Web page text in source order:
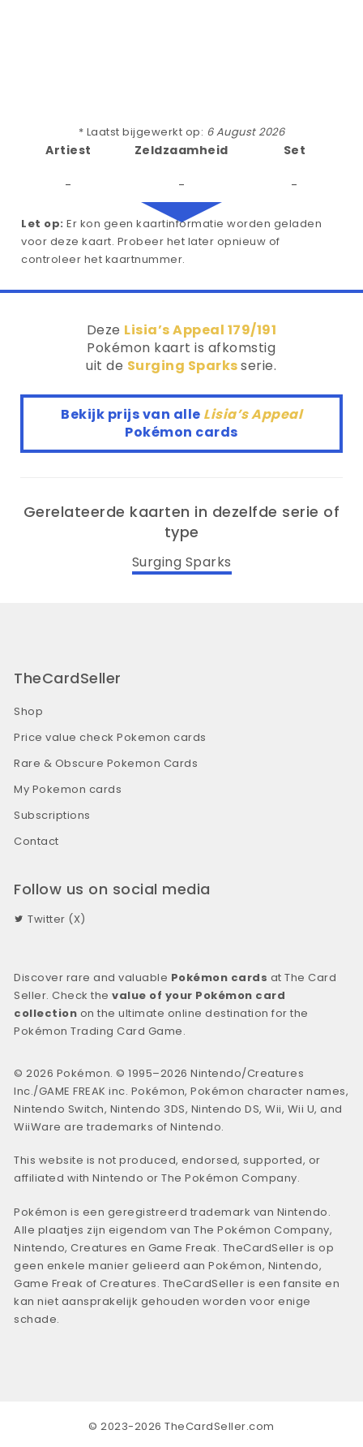
* Laatst bijgewerkt op: 6 August 2026
Artiest
-
Zeldzaamheid
-
Set
-
Let op: Er kon geen kaartinformatie worden geladen
voor deze kaart. Probeer het later opnieuw of
controleer het kaartnummer.
Deze Lisia’s Appeal 179/191
Pokémon kaart is afkomstig
uit de Surging Sparksserie.
Bekijk prijs van alle Lisia’s Appeal
Pokémon cards
Gerelateerde kaarten in dezelfde serie of
type
Surging Sparks
TheCardSeller
Shop
Price value check Pokemon cards
Rare & Obscure Pokemon Cards
My Pokemon cards
Subscriptions
Contact
Follow us on social media
Twitter (X)
Discover rare and valuable Pokémon cards at The Card
Seller. Check thevalue of your Pokémon card
collection on the ultimate online destination for the
Pokémon Trading Card Game.
© 2026 Pokémon. © 1995–2026 Nintendo/Creatures
Inc./GAME FREAK inc. Pokémon, Pokémon character names,
Nintendo Switch, Nintendo 3DS, Nintendo DS, Wii, Wii U, and
WiiWare are trademarks of Nintendo.
This website is not produced, endorsed, supported, or
affiliated with Nintendo or The Pokémon Company.
Pokémon is een geregistreerd trademark van Nintendo.
Alle plaatjes zijn eigendom van The Pokémon Company,
Nintendo, Creatures en Game Freak. TheCardSeller is op
geen enkele manier gelieerd aan Pokémon, Nintendo,
Game Freak of Creatures. TheCardSeller is een fansite en
kan niet aansprakelijk gehouden worden voor enige
schade.
© 2023-2026 TheCardSeller.com